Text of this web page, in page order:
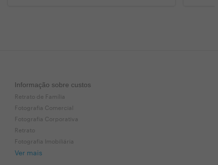
Informação sobre custos
Retrato de Família
Fotografia Comercial
Fotografia Corporativa
Retrato
Fotografia Imobiliária
Ver mais